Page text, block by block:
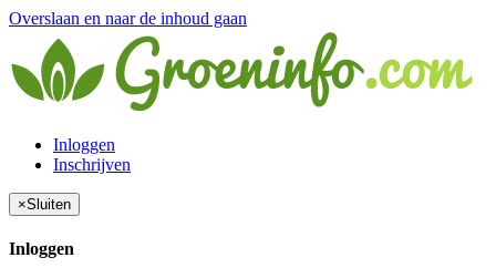
Overslaan en naar de inhoud gaan
Inloggen
Inschrijven
×Sluiten
Inloggen